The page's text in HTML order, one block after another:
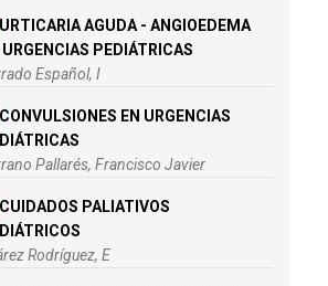
URTICARIA AGUDA - ANGIOEDEMA
URGENCIAS PEDIÁTRICAS
Español, I
CONVULSIONES EN URGENCIAS
Pallarés, Francisco Javier
CUIDADOS PALIATIVOS
Rodríguez, E